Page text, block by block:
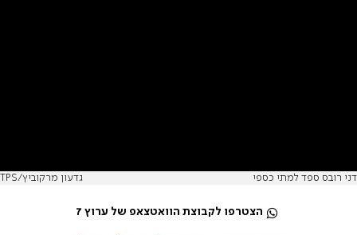
דני רובס ספד למתי כספי גדעון מרקוביץ/TPS
הצטרפו לקבוצת הוואטצאפ של ערוץ 7